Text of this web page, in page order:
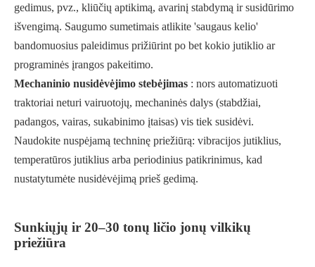
gedimus, pvz., kliūčių aptikimą, avarinį stabdymą ir susidūrimo
išvengimą. Saugumo sumetimais atlikite 'saugaus kelio'
bandomuosius paleidimus prižiūrint po bet kokio jutiklio ar
programinės įrangos pakeitimo.
Mechaninio nusidėvėjimo stebėjimas : nors automatizuoti
traktoriai neturi vairuotojų, mechaninės dalys (stabdžiai,
padangos, vairas, sukabinimo įtaisas) vis tiek susidėvi.
Naudokite nuspėjamą techninę priežiūrą: vibracijos jutiklius,
temperatūros jutiklius arba periodinius patikrinimus, kad
nustatytumėte nusidėvėjimą prieš gedimą.
Sunkiųjų ir 20–30 tonų ličio jonų vilkikų
priežiūra